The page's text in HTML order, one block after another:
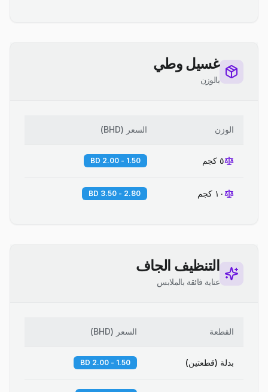
غسيل وطي
بالوزن
الوزن السعر (
BHD
)
٥ كجم 1.50 - 2.00 BD
١٠ كجم 2.80 - 3.50 BD
التنظيف الجاف
عناية فائقة بالملابس
القطعة السعر (
BHD
)
بدلة (قطعتين) 1.50 - 2.00 BD